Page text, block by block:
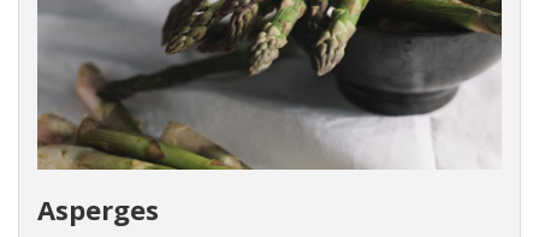
Asperges